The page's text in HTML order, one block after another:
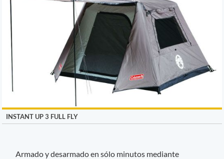
INSTANT UP 3 FULL FLY
Armado y desarmado en sólo minutos mediante